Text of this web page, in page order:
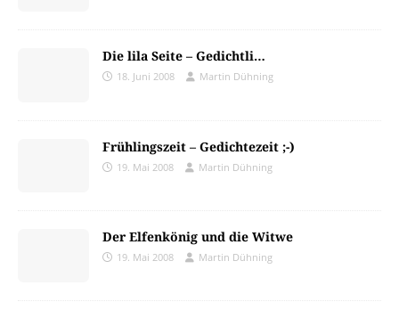
Die lila Seite – Gedichtli…
18. Juni 2008 Martin Dühning
Frühlingszeit – Gedichtezeit ;-)
19. Mai 2008 Martin Dühning
Der Elfenkönig und die Witwe
19. Mai 2008 Martin Dühning